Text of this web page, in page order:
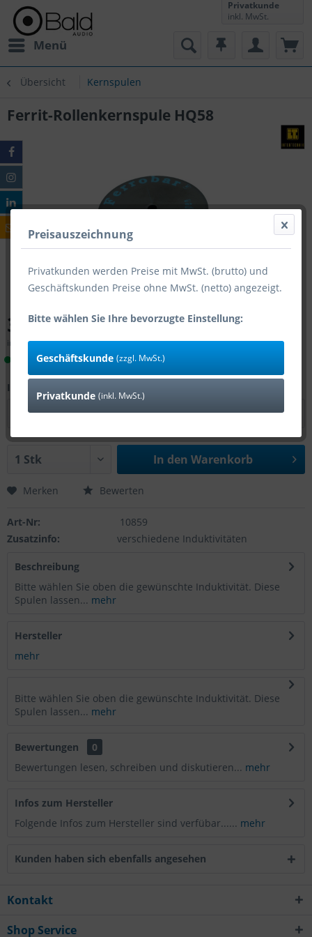
Menü
Privatkunde
inkl. MwSt.
Übersicht Kernspulen
Ferrit-Rollenkernspule HQ58
33,56 € *
inkl. MwSt.zzgl. Versandkosten
Lieferzeit 1-4 Tage (Bestand: 2)
Induktivität:
In den Warenkorb
Merken Bewerten
Art-Nr:
10859
Zusatzinfo:
verschiedene Induktivitäten
Beschreibung
Bitte wählen Sie oben die gewünschte Induktivität. Diese
Spulen lassen... mehr
Hersteller
mehr
Bitte wählen Sie oben die gewünschte Induktivität. Diese
Spulen lassen... mehr
Bewertungen
0
Bewertungen lesen, schreiben und diskutieren... mehr
Infos zum Hersteller
Folgende Infos zum Hersteller sind verfübar...... mehr
Kunden haben sich ebenfalls angesehen
Kontakt
Shop Service
Preisauszeichnung
Privatkunden werden Preise mit MwSt. (brutto) und
Geschäftskunden Preise ohne MwSt. (netto) angezeigt.
Bitte wählen Sie Ihre bevorzugte Einstellung:
Geschäftskunde (zzgl. MwSt.)
Privatkunde (inkl. MwSt.)